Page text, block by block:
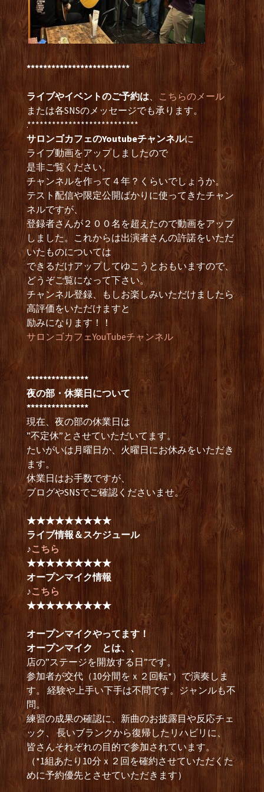
*************************
ライブやイベントのご予約は、 こちらのメール
または各SNSのメッセージでも承ります。
.***************************
サロンゴカフェのYoutubeチャンネルに
ライブ動画をアップしましたので
是非ご覧ください。
チャンネルを作って４年？くらいでしょうか。
テスト配信や限定公開ばかりに使ってきたチャン
ネルですが、
登録者さんが２００名を超えたので動画をアップ
しました。これからは出演者さんの許諾をいただ
いたものについては
できるだけアップしてゆこうとおもいますので、
どうぞご覧になって下さい。
チャンネル登録、もしお楽しみいただけましたら
高評価をいただけますと
励みになります！！
サロンゴカフェYouTubeチャンネル
***************
夜の部・休業日について
***************
現在、夜の部の休業日は
”不定休”とさせていただいてます。
たいがいは月曜日か、火曜日にお休みをいただき
ます。
休業日はお手数ですが、
ブログやSNSでご確認くださいませ。
★★★★★★★★★
ライブ情報＆スケジュール
♪こちら
★★★★★★★★★
オープンマイク情報
♪こちら
★★★★★★★★★
オープンマイクやってます！
オープンマイク とは、、
店の”ステージを開放する日”です。
参加者が交代（10分間をｘ２回転*）で演奏しま
す。 経験や上手い下手は不問です。ジャンルも不
問。
練習の成果の確認に、新曲のお披露目や反応チェ
ック、 長いブランクから復帰したリハビリに、
皆さんそれぞれの目的で参加されています。
（*1組あたり10分ｘ２回を確約させていただくた
めに予約優先とさせていただきます）